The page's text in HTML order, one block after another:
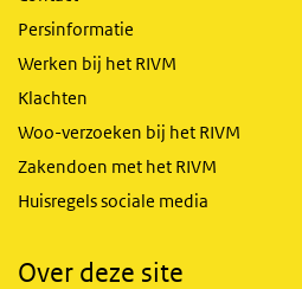
Persinformatie
Werken bij het RIVM
Klachten
Woo-verzoeken bij het RIVM
Zakendoen met het RIVM
Huisregels sociale media
Over deze site